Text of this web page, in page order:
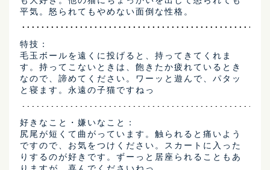
平気。怒られてもやめない面倒な性格。
特技：
毛玉ボールを遠くに投げると、持ってきてくれま
す。持ってこないときは、飽きたか疲れているとき
なので、諦めてください。ワーッと遊んで、パタッ
と寝ます。永遠の子猫ですねっ
好きなこと・嫌いなこと：
尻尾が短くて曲がっています。触られると痛いよう
ですので、お気をつけください。スカートに入った
りするのが好きです。ずーっと居座られることもあ